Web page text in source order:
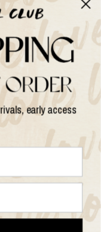
early access